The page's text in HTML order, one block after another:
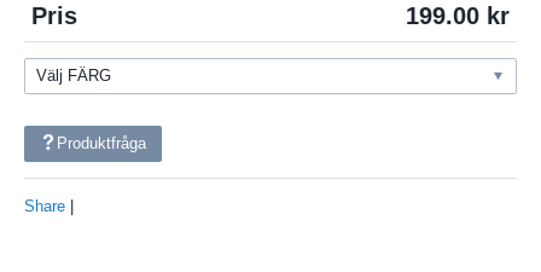
Pris 199.00
Produktfråga
Share |